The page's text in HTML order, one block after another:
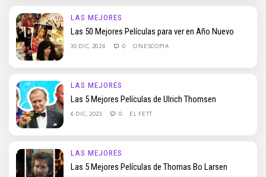
LAS MEJORES
Las 50 Mejores Películas para ver en Año Nuevo
30 DIC, 2024 0 CINESCOPIA
LAS MEJORES
Las 5 Mejores Películas de Ulrich Thomsen
6 DIC, 2023 0 EL FETT
LAS MEJORES
Las 5 Mejores Películas de Thomas Bo Larsen